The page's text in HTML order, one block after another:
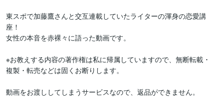
東スポで加藤鷹さんと交互連載していたライターの渾身の恋愛講
座！
女性の本音を赤裸々に語った動画です。
※お教えする内容の著作権は私に帰属していますので、無断転載・
複製・転売などは固くお断りします。
動画をお渡ししてしまうサービスなので、返品ができません。